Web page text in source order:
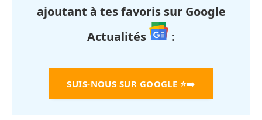
ajoutant à tes favoris sur Google
Actualités
:
SUIS-NOUS SUR GOOGLE ⭐➡️